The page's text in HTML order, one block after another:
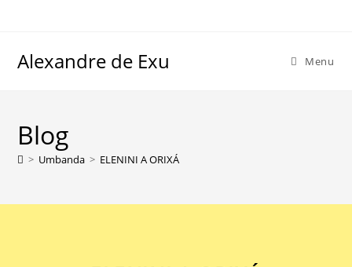
Alexandre de Exu Menu
Blog
> Umbanda > ELENINI A ORIXÁ